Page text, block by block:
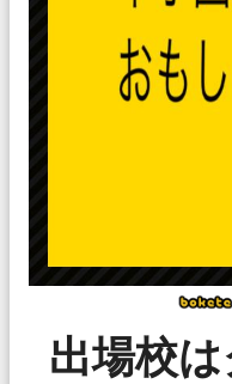
出場校